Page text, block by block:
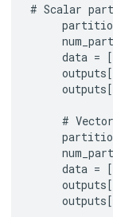
# Scalar
data = [
outputs[
outputs[
# Vector
data = [
outputs[
outputs[